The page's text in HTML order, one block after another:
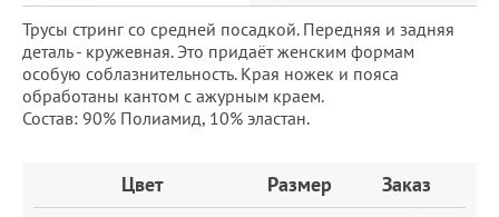
Трусы стринг со средней посадкой. Передняя и задняя
деталь - кружевная. Это придаёт женским формам
особую соблазнительность. Края ножек и пояса
обработаны кантом с ажурным краем.
Состав: 90% Полиамид, 10% эластан.
Цвет Размер Заказ